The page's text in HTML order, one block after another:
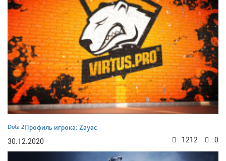
Dota 2Профиль игрока: Zayac
30.12.2020
0
1212